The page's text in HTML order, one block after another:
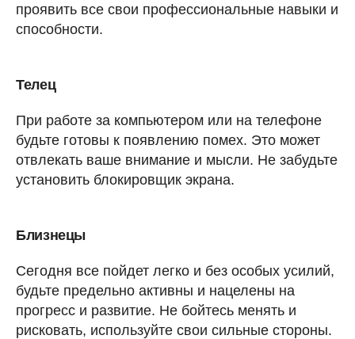
проявить все свои профессиональные навыки и
способности.
Телец
При работе за компьютером или на телефоне
будьте готовы к появлению помех. Это может
отвлекать ваше внимание и мысли. Не забудьте
установить блокировщик экрана.
Близнецы
Сегодня все пойдет легко и без особых усилий,
будьте предельно активны и нацелены на
прогресс и развитие. Не бойтесь менять и
рисковать, используйте свои сильные стороны.